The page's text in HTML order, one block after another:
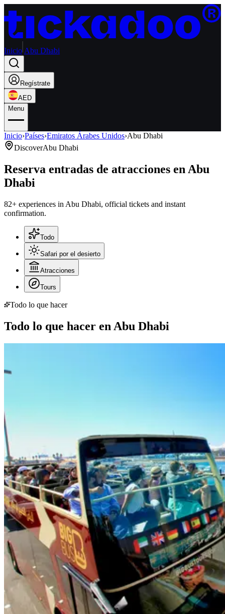
Inicio Abu Dhabi
Regístrate
AED
Menu
Inicio›Países›Emiratos Árabes Unidos›Abu Dhabi
DiscoverAbu Dhabi
Reserva entradas de atracciones en Abu
Dhabi
82+ experiences in Abu Dhabi, official tickets and instant
confirmation.
Todo
Safari por el desierto
Atracciones
Tours
Todo lo que hacer
Todo lo que hacer en Abu Dhabi